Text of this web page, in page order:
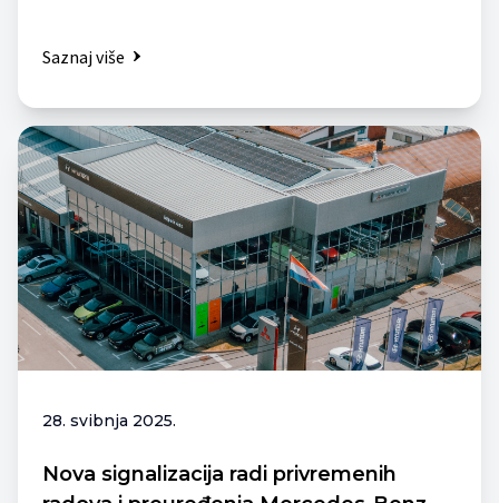
Saznaj više
28. svibnja 2025.
Nova signalizacija radi privremenih